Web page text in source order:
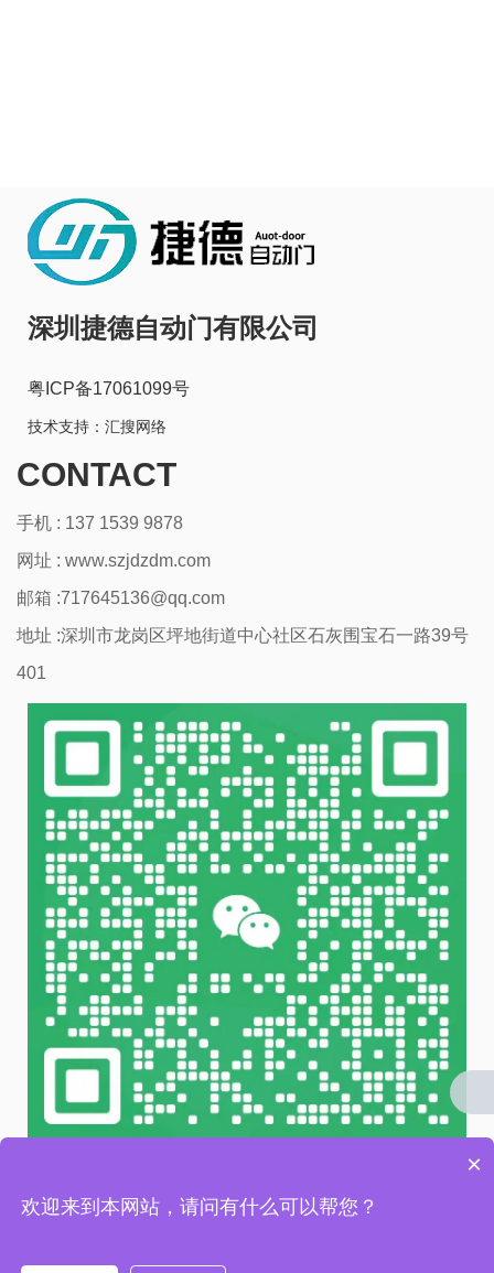
深圳捷德自动门有限公司
粤ICP备17061099号
技术支持： 汇搜网络
CONTACT
手机 : 137 1539 9878
网址 : www.szjdzdm.com
邮箱 :717645136@qq.com
地址 :深圳市龙岗区坪地街道中心社区石灰围宝石一路39号
401
×
欢迎来到本网站，请问有什么可以帮您？